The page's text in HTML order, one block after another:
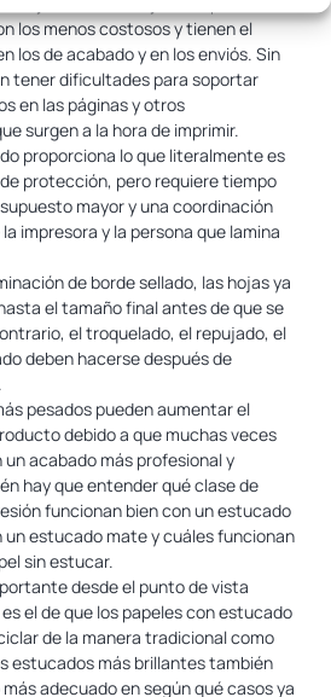
los menos costosos y tienen el
los de acabado y en los enviós. Sin
tener dificultades para soportar
en las páginas y otros
surgen a la hora de imprimir.
proporciona lo que literalmente es
protección, pero requiere tiempo
mayor y una coordinación
impresora y la persona que lamina
de borde sellado, las hojas ya
el tamaño final antes de que se
el troquelado, el repujado, el
deben hacerse después de
pesados ​​pueden aumentar el
debido a que muchas veces
acabado más profesional y
hay que entender qué clase de
funcionan bien con un estucado
un estucado mate y cuáles funcionan
sin estucar.
desde el punto de vista
el de que los papeles con estucado
de la manera tradicional como
estucados más brillantes también
adecuado en según qué casos ya